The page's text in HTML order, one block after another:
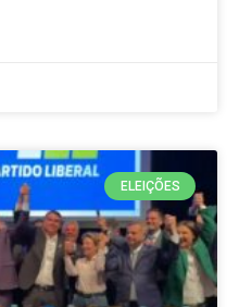
ELEIÇÕES